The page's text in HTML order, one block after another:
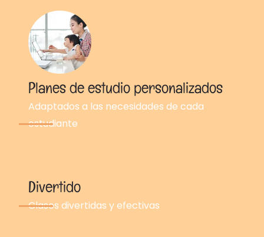
Planes de estudio personalizados
Adaptados a las necesidades de cada
estudiante
Divertido
Clases divertidas y efectivas